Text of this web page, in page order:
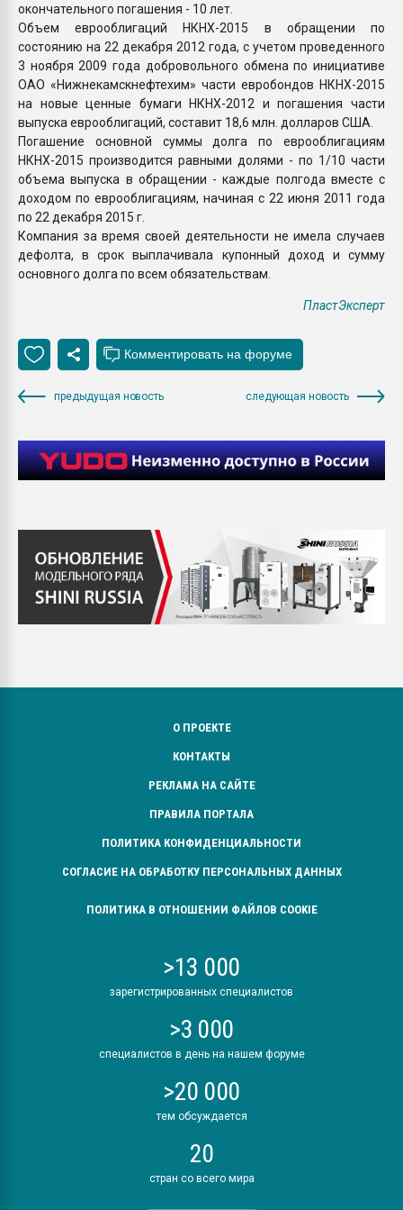
окончательного погашения - 10 лет.
Объем еврооблигаций НКНХ-2015 в обращении по
состоянию на 22 декабря 2012 года, с учетом проведенного
3 ноября 2009 года добровольного обмена по инициативе
ОАО «Нижнекамскнефтехим» части евробондов НКНХ-2015
на новые ценные бумаги НКНХ-2012 и погашения части
выпуска еврооблигаций, составит 18,6 млн. долларов США.
Погашение основной суммы долга по еврооблигациям
НКНХ-2015 производится равными долями - по 1/10 части
объема выпуска в обращении - каждые полгода вместе с
доходом по еврооблигациям, начиная с 22 июня 2011 года
по 22 декабря 2015 г.
Компания за время своей деятельности не имела случаев
дефолта, в срок выплачивала купонный доход и сумму
основного долга по всем обязательствам.
ПластЭксперт
предыдущая новость следующая новость
О ПРОЕКТЕ
КОНТАКТЫ
РЕКЛАМА НА САЙТЕ
ПРАВИЛА ПОРТАЛА
ПОЛИТИКА КОНФИДЕНЦИАЛЬНОСТИ
СОГЛАСИЕ НА ОБРАБОТКУ ПЕРСОНАЛЬНЫХ ДАННЫХ
ПОЛИТИКА В ОТНОШЕНИИ ФАЙЛОВ COOKIE
>13 000
зарегистрированных специалистов
>3 000
специалистов в день на нашем форуме
>20 000
тем обсуждается
20
стран со всего мира